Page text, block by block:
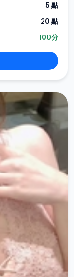
5 點
20 點
100分